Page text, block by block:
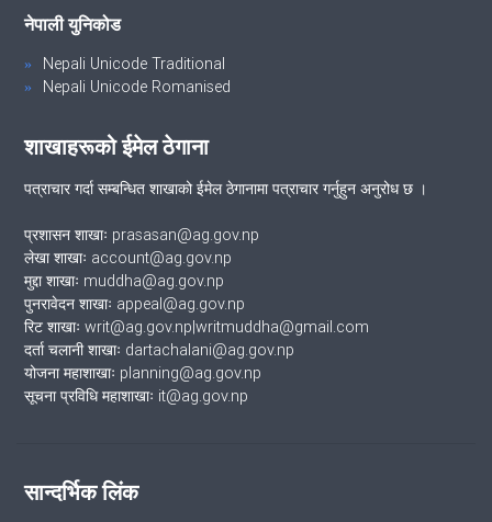
नेपाली युनिकोड
Nepali Unicode Traditional
Nepali Unicode Romanised
शाखाहरूको ईमेल ठेगाना
पत्राचार गर्दा सम्बन्धित शाखाको ईमेल ठेगानामा पत्राचार गर्नुहुन अनुरोध छ ।
प्रशासन शाखाः prasasan@ag.gov.np
लेखा शाखाः account@ag.gov.np
मुद्दा शाखाः muddha@ag.gov.np
पुनरावेदन शाखाः appeal@ag.gov.np
रिट शाखाः writ@ag.gov.np|writmuddha@gmail.com
दर्ता चलानी शाखाः dartachalani@ag.gov.np
योजना महाशाखाः planning@ag.gov.np
सूचना प्रविधि महाशाखाः it@ag.gov.np
सान्दर्भिक लिंक